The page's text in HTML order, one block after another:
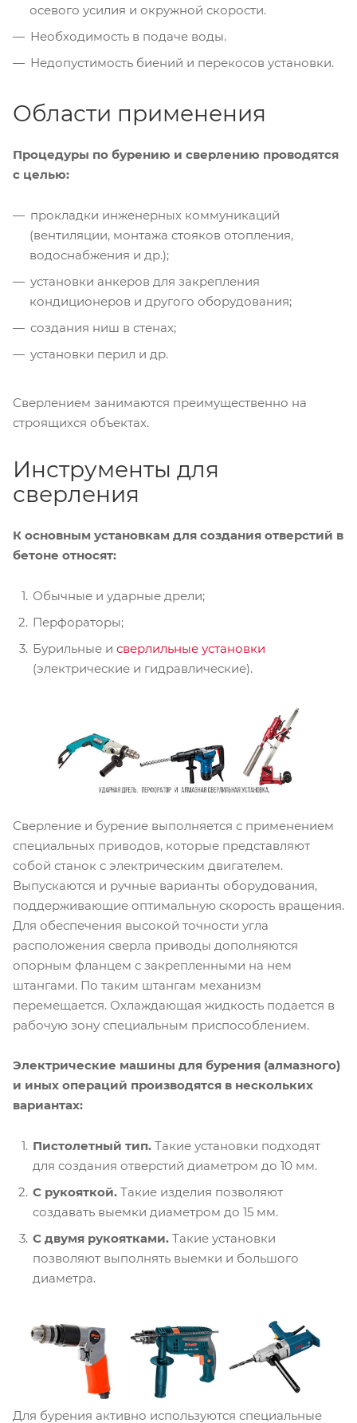
осевого усилия и окружной скорости.
Необходимость в подаче воды.
Недопустимость биений и перекосов установки.
Области применения
Процедуры по бурению и сверлению проводятся
с целью:
прокладки инженерных коммуникаций
(вентиляции, монтажа стояков отопления,
водоснабжения и др.);
установки анкеров для закрепления
кондиционеров и другого оборудования;
создания ниш в стенах;
установки перил и др.
Сверлением занимаются преимущественно на
строящихся объектах.
Инструменты для
сверления
К основным установкам для создания отверстий в
бетоне относят:
Обычные и ударные дрели;
Перфораторы;
Бурильные и сверлильные установки
(электрические и гидравлические).
Сверление и бурение выполняется с применением
специальных приводов, которые представляют
собой станок с электрическим двигателем.
Выпускаются и ручные варианты оборудования,
поддерживающие оптимальную скорость вращения.
Для обеспечения высокой точности угла
расположения сверла приводы дополняются
опорным фланцем с закрепленными на нем
штангами. По таким штангам механизм
перемещается. Охлаждающая жидкость подается в
рабочую зону специальным приспособлением.
Электрические машины для бурения (алмазного)
и иных операций производятся в нескольких
вариантах:
Пистолетный тип. Такие установки подходят
для создания отверстий диаметром до 10 мм.
С рукояткой. Такие изделия позволяют
создавать выемки диаметром до 15 мм.
С двумя рукоятками. Такие установки
позволяют выполнять выемки и большого
диаметра.
Для бурения активно используются специальные